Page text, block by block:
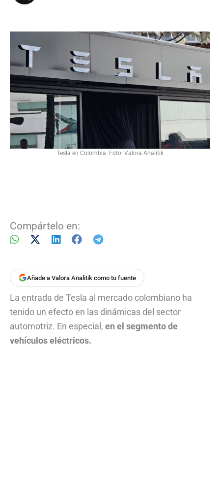
Tesla en Colombia. Foto: Valora Analitik
Compártelo en:
Añade a Valora Analitik como tu fuente
La entrada de Tesla al mercado colombiano ha
tenido un efecto en las dinámicas del sector
automotriz. En especial, en el segmento de
vehículos eléctricos.